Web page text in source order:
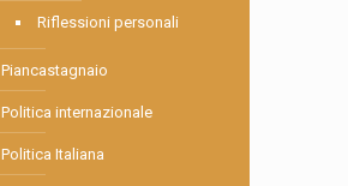
Riflessioni personali
Piancastagnaio
Politica internazionale
Politica Italiana